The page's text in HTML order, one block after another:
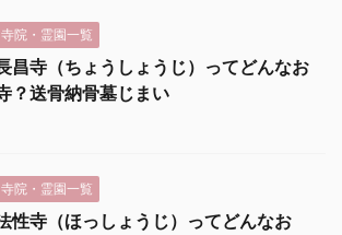
寺院・霊園一覧
昌寺（ちょうしょうじ）ってどんなお
？送骨納骨墓じまい
寺院・霊園一覧
性寺（ほっしょうじ）ってどんなお